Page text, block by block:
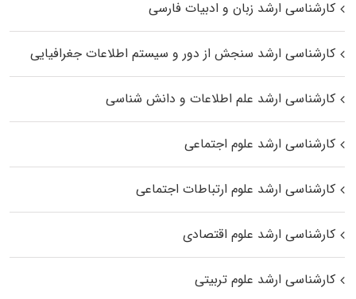
کارشناسی ارشد زبان و ادبیات فارسی
کارشناسی ارشد سنجش از دور و سیستم اطلاعات جغرافیایی
کارشناسی ارشد علم اطلاعات و دانش شناسی
کارشناسی ارشد علوم اجتماعی
کارشناسی ارشد علوم ارتباطات اجتماعی
کارشناسی ارشد علوم اقتصادی
کارشناسی ارشد علوم تربیتی